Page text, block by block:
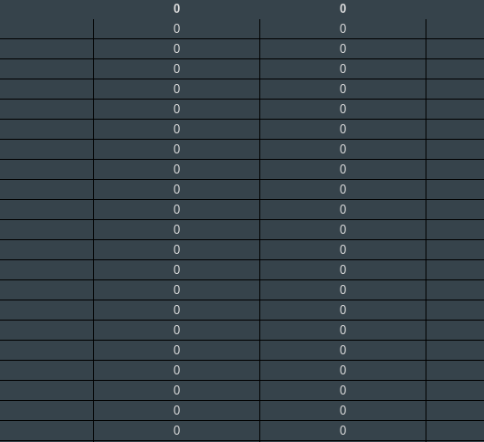
0 0
0 0
0 0
0 0
0 0
0 0
0 0
0 0
0 0
0 0
0 0
0 0
0 0
0 0
0 0
0 0
0 0
0 0
0 0
0 0
0 0
0 0